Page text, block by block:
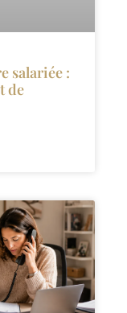
salariée :
de